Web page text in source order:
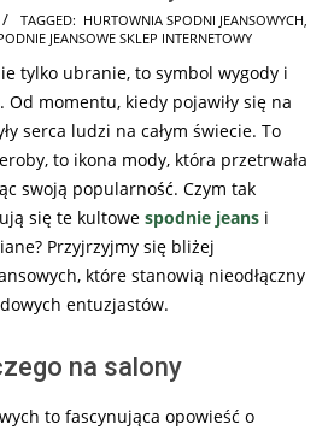
TAGGED: HURTOWNIA SPODNI JEANSOWYCH
JEANSOWE SKLEP INTERNETOWY
tylko ubranie, to symbol wygody i
Od momentu, kiedy pojawiły się na
serca ludzi na całym świecie. To
to ikona mody, która przetrwała
swoją popularność. Czym tak
się te kultowe spodnie jeans i
Przyjrzyjmy się bliżej
które stanowią nieodłączny
entuzjastów.
na salony
to fascynująca opowieść o